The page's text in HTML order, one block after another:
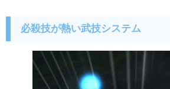
必殺技が熱い武技システム